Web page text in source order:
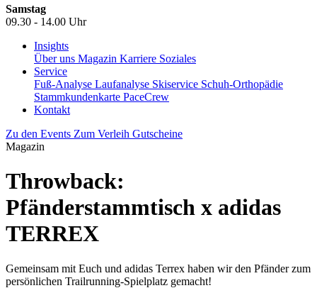
Samstag
09.30 - 14.00 Uhr
Insights
Über uns Magazin Karriere Soziales
Service
Fuß-Analyse Laufanalyse Skiservice Schuh-Orthopädie
Stammkundenkarte PaceCrew
Kontakt
Zu den Events Zum Verleih Gutscheine
Magazin
Throwback:
Pfänderstammtisch x adidas
TERREX
Gemeinsam mit Euch und adidas Terrex haben wir den Pfänder zum
persönlichen Trailrunning-Spielplatz gemacht!